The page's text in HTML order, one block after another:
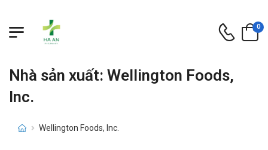
0
Nhà sản xuất: Wellington Foods,
Inc.
Wellington Foods, Inc.